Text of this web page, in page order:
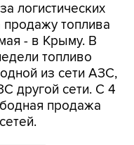
логистических
продажу топлива
- в Крыму. В
топливо
из сети АЗС,
другой сети. С 4
продажа